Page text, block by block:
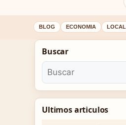
BLOG ECONOMIA LOCAL
Buscar
Ultimos articulos